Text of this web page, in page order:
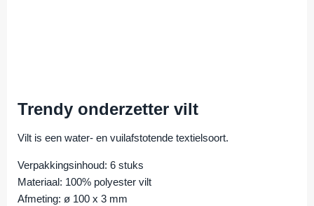
Trendy onderzetter vilt
Vilt is een water- en vuilafstotende textielsoort.
Verpakkingsinhoud: 6 stuks
Materiaal: 100% polyester vilt
Afmeting: ø 100 x 3 mm